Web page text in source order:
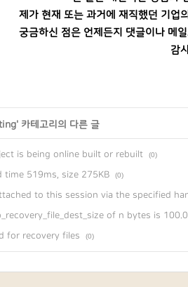
제가 현재 또는 과거에 재직했던 기업
궁금하신 점은 언제든지 댓글이나 메
감
' 카테고리의 다른 글
is being online built or rebuilt (0)
time 519ms, size 275KB (0)
to this session via the specified
of n bytes is
for recovery files (0)